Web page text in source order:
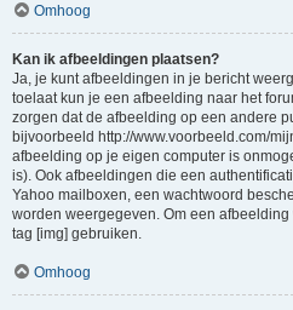
Omhoog
Kan ik afbeeldingen plaatsen?
Ja, je kunt afbeeldingen in je bericht
toelaat kun je een afbeelding naar het
zorgen dat de afbeelding op een andere
bijvoorbeeld http://www.voorbeeld.com/
afbeelding op je eigen computer is
is). Ook afbeeldingen die een
Yahoo mailboxen, een wachtwoord
worden weergegeven. Om een
tag [img] gebruiken.
Omhoog